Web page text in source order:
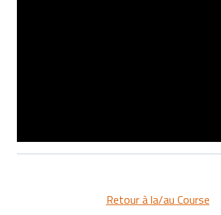
Retour à la/au Course